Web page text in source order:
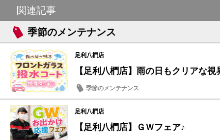
関連記事
季節のメンテナンス
足利八椚店
【足利八椚店】雨の日もクリアな視
季節のメンテナンス
足利八椚店
【足利八椚店】ＧＷフェア♪